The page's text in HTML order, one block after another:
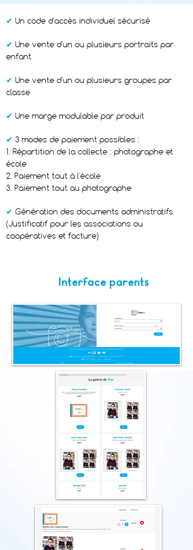
✔ Un code d'accès individuel sécurisé
✔ Une vente d'un ou plusieurs portraits par
enfant
✔ Une vente d'un ou plusieurs groupes par
classe
✔ Une marge modulable par produit
✔ 3 modes de paiement possibles :
1. Répartition de la collecte : photographe et
école
2. Paiement tout à l'école
3. Paiement tout au photographe
✔ Génération des documents administratifs
(Justificatif pour les associations ou
coopératives et facture)
Interface parents